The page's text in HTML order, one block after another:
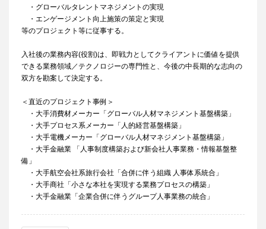
・グローバルタレントマネジメントの実現
・エンゲージメント向上施策の策定と実現
等のプロジェクト等に従事する。
入社後の業務内容(役割)は、即戦力としてクライアントに価値を提供
できる業務領域／テクノロジーの専門性と、今後の中長期的な志向の
双方を勘案して決定する。
＜直近のプロジェクト事例＞
・大手消費材メーカー「グローバル人材マネジメント基盤構築」
・大手プロセス系メーカー「人的経営基盤構築」
・大手電機メーカー「グローバル人材マネジメント基盤構築」
・大手金融業 「人事制度構築および新会社人事業務・情報基盤整
備」
・大手航空会社系旅行会社「合併に伴う組織 人事体系統合」
・大手商社「小さな本社を実現する業務プロセスの構築」
・大手金融業「企業合併に伴うグループ人事業務の統合」